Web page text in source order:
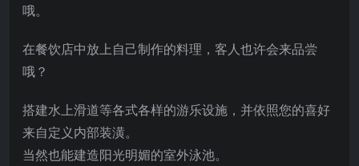
哦。
在餐饮店中放上自己制作的料理，客人也许会来品尝
哦？
搭建水上滑道等各式各样的游乐设施，并依照您的喜好
来自定义内部装潢。
当然也能建造阳光明媚的室外泳池。